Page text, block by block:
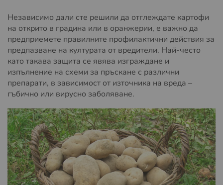
Независимо дали сте решили да отглеждате картофи
на открито в градина или в оранжерии, е важно да
предприемете правилните профилактични действия за
предпазване на културата от вредители. Най-често
като такава защита се явява изграждане и
изпълнение на схеми за пръскане с различни
препарати, в зависимост от източника на вреда –
гъбично или вирусно заболяване.